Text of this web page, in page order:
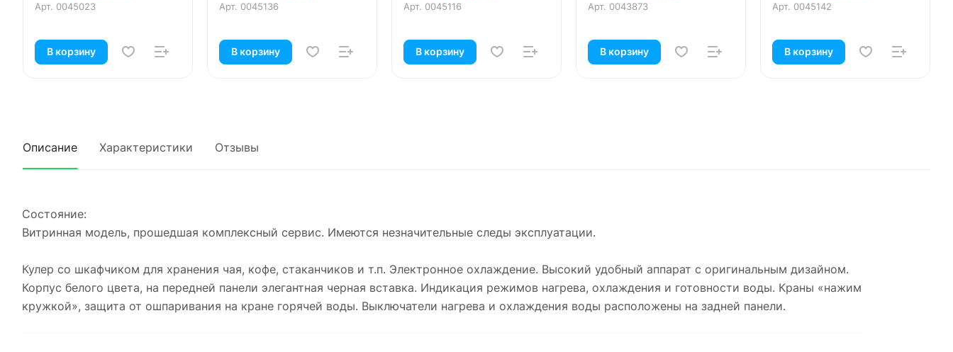
Арт. 0045023
В корзину
Арт. 0045136
В корзину
Арт. 0045116
В корзину
Арт. 0043873
В корзину
Арт. 0045142
В корзину
Описание Характеристики Отзывы
Сoстoяние:
Витринная модель, прошедшая комплексный сервис. Имеются незначительные следы эксплуатации.
Кулер со шкафчиком для хранения чая, кофе, стаканчиков и т.п. Электронное охлаждение. Высокий удобный аппарат с оригинальным дизайном.
Корпус белого цвета, на передней панели элегантная черная вставка. Индикация режимов нагрева, охлаждения и готовности воды. Краны «нажим
кружкой», защита от ошпаривания на кране горячей воды. Выключатели нагрева и охлаждения воды расположены на задней панели.